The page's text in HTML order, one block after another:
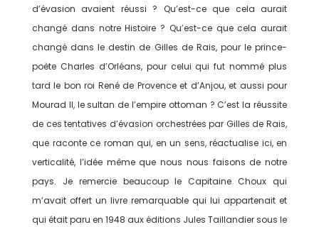
d’évasion avaient réussi ? Qu’est-ce que cela aurait
changé dans notre Histoire ? Qu’est-ce que cela aurait
changé dans le destin de Gilles de Rais, pour le prince-
poète Charles d’Orléans, pour celui qui fut nommé plus
tard le bon roi René de Provence et d’Anjou, et aussi pour
Mourad II, le sultan de l’empire ottoman ? C’est la réussite
de ces tentatives d’évasion orchestrées par Gilles de Rais,
que raconte ce roman qui, en un sens, réactualise ici, en
verticalité, l’idée même que nous nous faisons de notre
pays. Je remercie beaucoup le Capitaine Choux qui
m’avait offert un livre remarquable qui lui appartenait et
qui était paru en 1948 aux éditions Jules Taillandier sous le